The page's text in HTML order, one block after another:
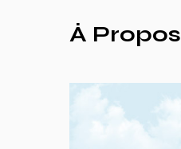
À Propos